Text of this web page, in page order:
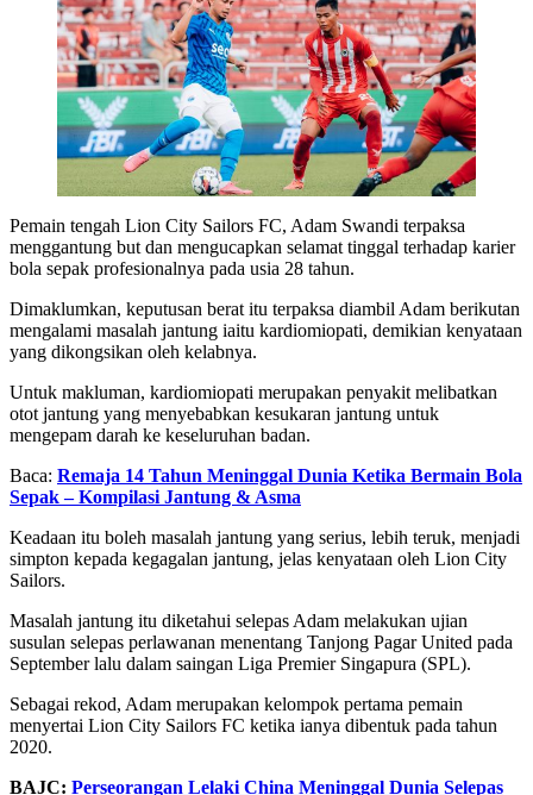
Pemain tengah Lion City Sailors FC, Adam Swandi terpaksa
menggantung but dan mengucapkan selamat tinggal terhadap karier
bola sepak profesionalnya pada usia 28 tahun.
Dimaklumkan, keputusan berat itu terpaksa diambil Adam berikutan
mengalami masalah jantung iaitu kardiomiopati, demikian kenyataan
yang dikongsikan oleh kelabnya.
Untuk makluman, kardiomiopati merupakan penyakit melibatkan
otot jantung yang menyebabkan kesukaran jantung untuk
mengepam darah ke keseluruhan badan.
Baca: Remaja 14 Tahun Meninggal Dunia Ketika Bermain Bola
Sepak – Kompilasi Jantung & Asma
Keadaan itu boleh masalah jantung yang serius, lebih teruk, menjadi
simpton kepada kegagalan jantung, jelas kenyataan oleh Lion City
Sailors.
Masalah jantung itu diketahui selepas Adam melakukan ujian
susulan selepas perlawanan menentang Tanjong Pagar United pada
September lalu dalam saingan Liga Premier Singapura (SPL).
Sebagai rekod, Adam merupakan kelompok pertama pemain
menyertai Lion City Sailors FC ketika ianya dibentuk pada tahun
2020.
BAJC: Perseorangan Lelaki China Meninggal Dunia Selepas